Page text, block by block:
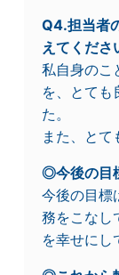
Q4.担当者
えてくださ
私自身のこ
を、とても
た。
また、とて
◎今後の目
今後の目標
務をこなし
を幸せにし